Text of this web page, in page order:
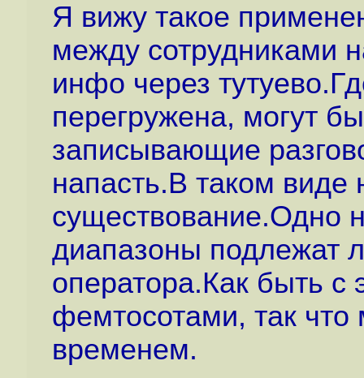
Я вижу такое
между сотрудниками
инфо через
перегружена, могут
записывающие
напасть.В таком
существование.Одно
диапазоны подлежат
оператора.Как быть с
фемтосотами, так что
временем.